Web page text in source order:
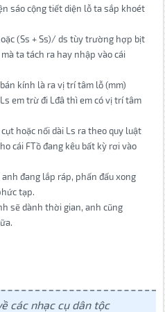
sáo cộng tiết diện lỗ ta sắp khoét
(Ss + Ss)/ ds tùy trường hợp bịt
ta tách ra hay nhập vào cái
kính là ra vị trí tâm lỗ (mm)
em trừ đi Lđâ thì em có vị trí tâm
hoặc nối dài Ls ra theo quy luật
cái FTồ đang kêu bất kỳ rơi vào
đang lắp ráp, phấn đấu xong
tạp.
sẽ dành thời gian, anh cũng
các nhạc cụ dân tộc